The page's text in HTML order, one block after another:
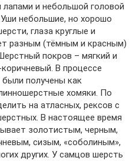
и небольшой головой
небольшие, но хорошо
глаза круглые и
разным (тёмным и красным)
покров – мягкий и
В процессе
были получены как
хомяки. По
на атласных, рексов с
В настоящее время
золотистым, черным,
сизым, «соболиным»,
других. У самцов шерсть